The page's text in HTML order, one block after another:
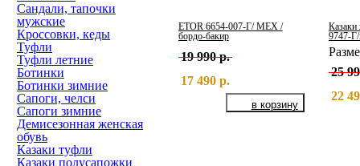
Сандали, тапочки
мужские
Кроссовки, кеды
Туфли
Туфли летние
Ботинки
Ботинки зимние
Сапоги, челси
Сапоги зимние
Демисезонная женская
обувь
Казаки туфли
Казаки полусапожки
ETOR 6654-007-Г/ МЕХ /
бордо-бакир
19 990 р.
17 490 р.
Казаки
9747-Г/
25
22